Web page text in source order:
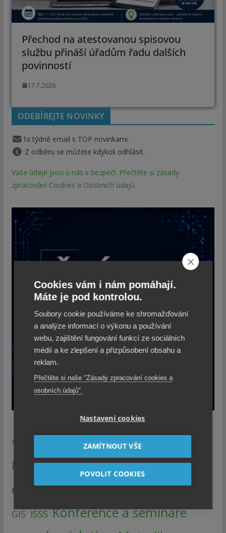
Přechod na atestovanou spisovou
službu přináší úřadům řadu dalších
povinností
17.7.2026
ODEBÍREJTE NOVINKY
1x týdně email s TOP novinkami.
Z odběru se můžete kdykoli odhlásit.
Vaše údaje jsou u nás v bezpečí. Přečtěte si zásady
zpracování Cookies a Osobních údajů.
AI Bezpečnost CzechPOINT
DIA Digitalizace Dotace EGdílna
eGovernment Finance GDPR
GIS ISSS Konference a semináře
Cookies vám i nám pomáhají.
Máte je pod kontrolou.
Soubory cookie používáme ke shromažďování
a analýze informací o výkonu a používání
webu, zajištění fungování funkcí ze sociálních
médií a ke zlepšení a přizpůsobení obsahu a
reklam.
Přečtěte si naše "Zásady zpracování cookies a
osobních údajů".
Nastavení cookies
ZAMÍTNOUT VŠE
POVOLIT COOKIES